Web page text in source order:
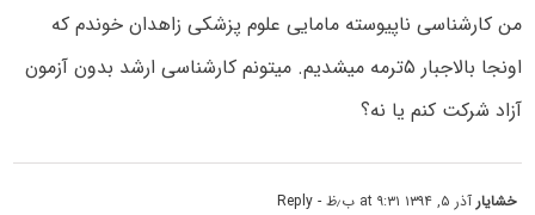
من کارشناسی ناپیوسته مامایی علوم پزشکی زاهدان خوندم که
اونجا بالاجبار ۵ترمه میشدیم. میتونم کارشناسی ارشد بدون آزمون
آزاد شرکت کنم یا نه؟
خشایارآذر ۵, ۱۳۹۴ at ۹:۳۱ ب٫ظ - Reply